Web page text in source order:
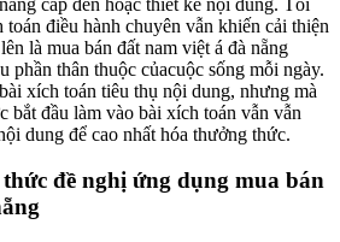
điều hành chuyên vẫn khiến cải thiện
là mua bán đất nam việt á đà nẵng
phần thân thuộc củacuộc sống mỗi ngày.
xích toán tiêu thụ nội dung, nhưng mà
bắt đầu làm vào bài xích toán vẫn vẫn
dung để cao nhất hóa thưởng thức.
đề nghị ứng dụng mua bán